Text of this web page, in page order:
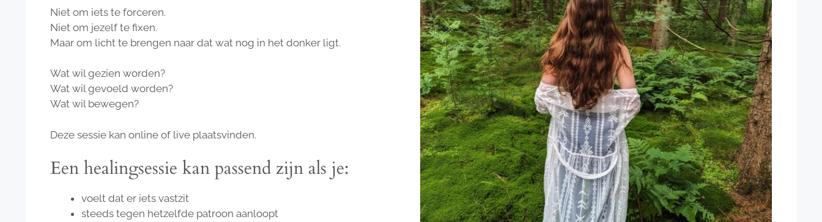
Niet om iets te forceren.
Niet om jezelf te fixen.
Maar om licht te brengen naar dat wat nog in het donker ligt.
Wat wil gezien worden?
Wat wil gevoeld worden?
Wat wil bewegen?
Deze sessie kan online of live plaatsvinden.
Een healingsessie kan passend zijn als je:
voelt dat er iets vastzit
steeds tegen hetzelfde patroon aanloopt